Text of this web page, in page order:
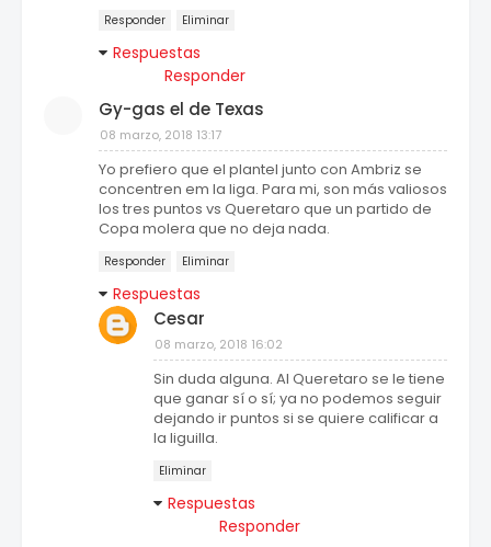
Responder Eliminar
Respuestas
Responder
Gy-gas el de Texas
08 marzo, 2018 13:17
Yo prefiero que el plantel junto con Ambriz se
concentren em la liga. Para mi, son más valiosos
los tres puntos vs Queretaro que un partido de
Copa molera que no deja nada.
Responder Eliminar
Respuestas
Cesar
08 marzo, 2018 16:02
Sin duda alguna. Al Queretaro se le tiene
que ganar sí o sí; ya no podemos seguir
dejando ir puntos si se quiere calificar a
la liguilla.
Eliminar
Respuestas
Responder